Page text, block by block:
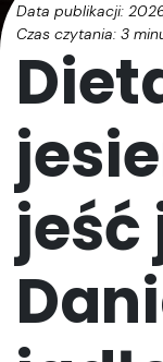
Data publikacji:
Czas czytania: 3
jeść